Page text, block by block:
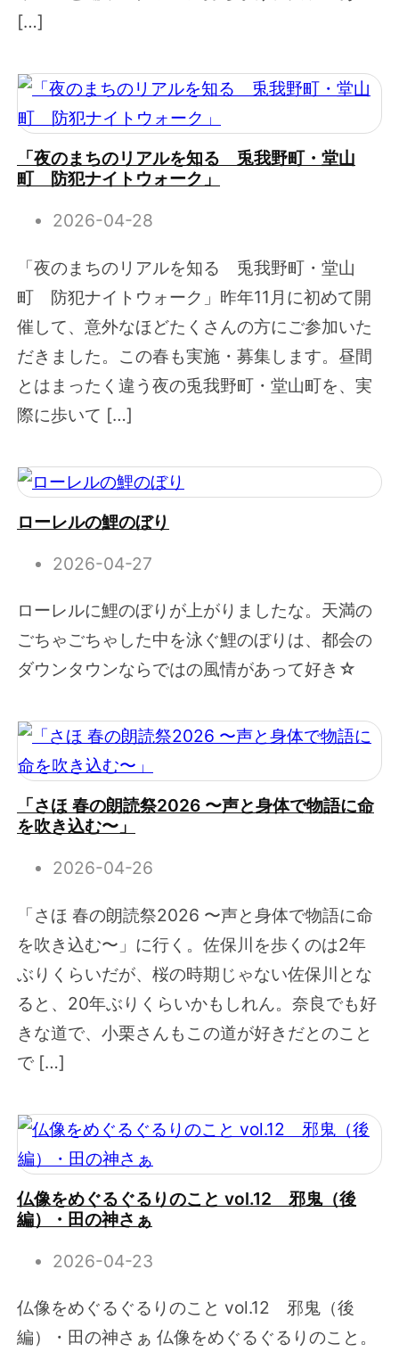
[…]
「夜のまちのリアルを知る 兎我野町・堂山
町 防犯ナイトウォーク」
2026-04-28
「夜のまちのリアルを知る 兎我野町・堂山
町 防犯ナイトウォーク」昨年11月に初めて開
催して、意外なほどたくさんの方にご参加いた
だきました。この春も実施・募集します。昼間
とはまったく違う夜の兎我野町・堂山町を、実
際に歩いて […]
ローレルの鯉のぼり
2026-04-27
ローレルに鯉のぼりが上がりましたな。天満の
ごちゃごちゃした中を泳ぐ鯉のぼりは、都会の
ダウンタウンならではの風情があって好き☆
「さほ 春の朗読祭2026 〜声と身体で物語に命
を吹き込む〜」
2026-04-26
「さほ 春の朗読祭2026 〜声と身体で物語に命
を吹き込む〜」に行く。佐保川を歩くのは2年
ぶりくらいだが、桜の時期じゃない佐保川とな
ると、20年ぶりくらいかもしれん。奈良でも好
きな道で、小栗さんもこの道が好きだとのこと
で […]
仏像をめぐるぐるりのこと vol.12 邪鬼（後
編）・田の神さぁ
2026-04-23
仏像をめぐるぐるりのこと vol.12 邪鬼（後
編）・田の神さぁ 仏像をめぐるぐるりのこと。